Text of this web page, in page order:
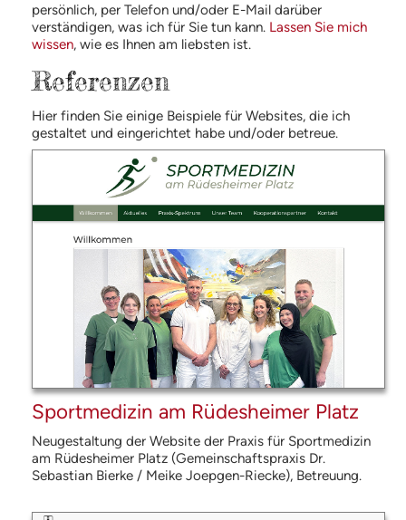
persönlich, per Telefon und/oder E-Mail darüber
verständigen, was ich für Sie tun kann. Lassen Sie mich
wissen, wie es Ihnen am liebsten ist.
Referenzen
Hier finden Sie einige Beispiele für Websites, die ich
gestaltet und eingerichtet habe und/oder betreue.
Sportmedizin am Rüdesheimer Platz
Neugestaltung der Website der Praxis für Sportmedizin
am Rüdesheimer Platz (Gemeinschaftspraxis Dr.
Sebastian Bierke / Meike Joepgen-Riecke), Betreuung.